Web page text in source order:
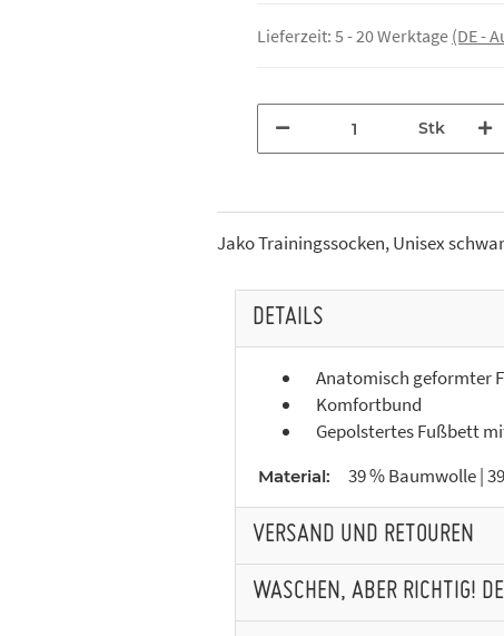
Lieferzeit: 5 - 20 Werktage (DE -
Stk
Jako Trainingssocken, Unisex
DETAILS
Anatomisch geformter
Komfortbund
Gepolstertes Fußbett
Material: 39 % Baumwolle |
VERSAND UND RETOUREN
WASCHEN, ABER RICHTIG!